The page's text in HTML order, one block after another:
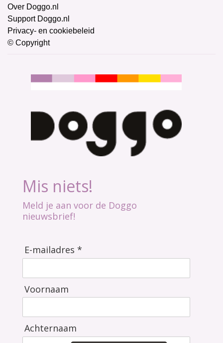
Over Doggo.nl
Support Doggo.nl
Privacy- en cookiebeleid
© Copyright
Mis niets!
Meld je aan voor de Doggo
nieuwsbrief!
E-mailadres *
Voornaam
Achternaam